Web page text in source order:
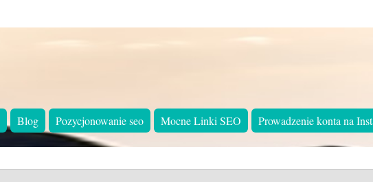
Blog Pozycjonowanie seo Mocne Linki SEO Prowadzenie konta na